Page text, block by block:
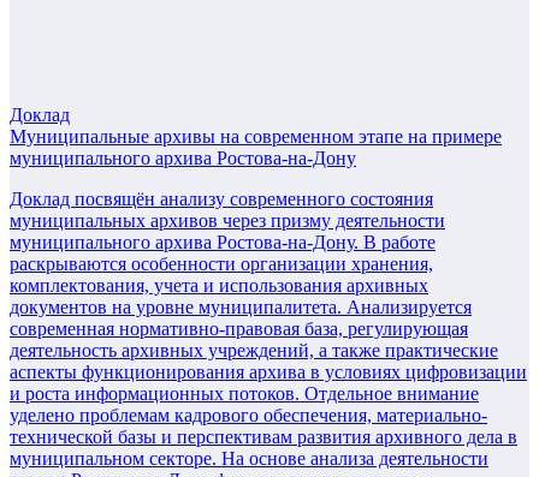
Доклад
Муниципальные архивы на современном этапе на примере
муниципального архива Ростова-на-Дону
Доклад посвящён анализу современного состояния
муниципальных архивов через призму деятельности
муниципального архива Ростова-на-Дону. В работе
раскрываются особенности организации хранения,
комплектования, учета и использования архивных
документов на уровне муниципалитета. Анализируется
современная нормативно-правовая база, регулирующая
деятельность архивных учреждений, а также практические
аспекты функционирования архива в условиях цифровизации
и роста информационных потоков. Отдельное внимание
уделено проблемам кадрового обеспечения, материально-
технической базы и перспективам развития архивного дела в
муниципальном секторе. На основе анализа деятельности